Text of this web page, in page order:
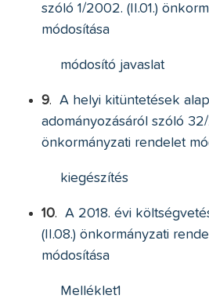
szóló 1/2002. (II.01.)
módosítása
módosító javaslat
9.
A helyi kitüntetések
adományozásáról szóló
önkormányzati rendelet
kiegészítés
10.
A 2018. évi
(II.08.) önkormányzati
módosítása
Melléklet1